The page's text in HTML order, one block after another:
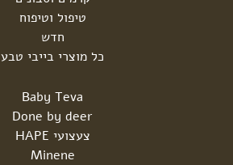
טיפול וטיפוח
חדש
כל מוצרי בייבי טבע
Baby Teva
Done by deer
צעצועי HAPE
Minene